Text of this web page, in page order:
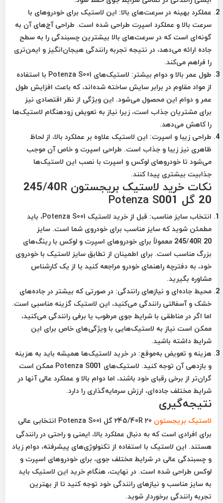
عملکرد بهینه در سرعت‌های بالا: این لاستیک برای خودروهای با
سرعت بالا و عملکرد اسپرت طراحی شده است. طراحی آج‌های آن به
گونه‌ای است که در سرعت‌های بالا بیشترین چسبندگی را به سطح
جاده ارائه می‌دهد، در نتیجه تجربه رانندگی هیجان‌انگیز و ایمن‌تری
را فراهم می‌کند.
طول عمر بالا و دوام بیشتر: لاستیک‌های Potenza S001 با استفاده
از مواد مقاوم در برابر سایش ساخته شده‌اند، که باعث افزایش طول
عمر و دوام این محصول می‌شود. این ویژگی از نظر اقتصادی نیز
برای مشتریان جذاب است، زیرا نیاز به تعویض زودهنگام لاستیک‌ها
را کاهش می‌دهد.
طراحی زیبا و اسپرت: این لاستیک علاوه بر عملکرد بالا، از لحاظ
ظاهری نیز زیبا و جذاب است. طراحی اسپرت و خاص آن موجب
می‌شود تا خودروهای لوکس و اسپرت با نصب این لاستیک‌ها
جذابیت بیشتری پیدا کنند.
نکات خرید لاستیک بریجستون 245/40R
20 گل Potenza S001
انتخاب سایز مناسب: قبل از خرید لاستیک Potenza S001، باید
مطمئن شوید که سایز مناسب برای خودروی شما است. سایز
245/40R 20 معمولاً برای خودروهای اسپرت و لوکس با رینگ‌های
بزرگ مناسب است. برای اطمینان از تطابق سایز لاستیک با خودروی
خود، به دفترچه راهنمای خودرو مراجعه کنید یا از یک کارشناس
مشاوره بگیرید.
محیط جاده‌ای و نیازهای رانندگی: در صورتی که بیشتر در جاده‌های
خشک و آسفالتی رانندگی می‌کنید، این لاستیک گزینه مناسبی است.
اما اگر در مناطقی با شرایط جوی مرطوب یا برفی رانندگی می‌کنید،
ممکن است نیاز به لاستیک‌هایی با ویژگی‌های خاص برای این
شرایط داشته باشید.
هزینه و تعویض به‌موقع: در خرید لاستیک‌ها همیشه باید به هزینه
و بازدهی آن توجه کنید. لاستیک‌های Potenza S001 ممکن است
گران‌تر از برخی رقبای خود باشند، اما دوام بالا و عملکرد عالی آنها در
شرایط مختلف جاده‌ای، ارزش سرمایه‌گذاری را دارد.
نتیجه‌گیری
لاستیک بریجستون
انتخابی عالی
برای افرادی است که به دنبال عملکرد بالا، ایمنی و راحتی در رانندگی
هستند. این لاستیک با استفاده از تکنولوژی‌های پیشرفته، دوام زیاد
و چسبندگی عالی در شرایط مختلف جوی، برای خودروهای اسپرت و
لوکس طراحی شده است. در نهایت، هنگام خرید این لاستیک باید
به سایز مناسب و نیازهای رانندگی خود توجه کنید تا از بهترین
تجربه رانندگی برخوردار شوید.